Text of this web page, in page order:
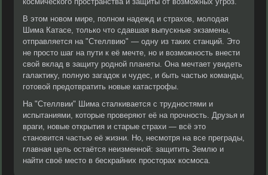
В этом новом мире, полном надежд и страхов, молодая
Шима Катасе, только что сдавшая выпускные экзамены,
отправляется на "Стеллвию" — одну из таких станций. Это
не просто шаг на пути к её мечте, но и возможность внести
свой вклад в защиту родной планеты. Она мечтает увидеть
галактику, полную загадок и чудес, и быть частью команды,
готовой предотвратить новые катастрофы.
На "Стеллвии" Шима сталкивается с трудностями и
испытаниями, которые проверяют её на прочность. Друзья и
враги, новые открытия и старые страхи — всё это
становится частью её жизни. Но, несмотря на все преграды,
главная цель остаётся неизменной: защитить Землю и
найти своё место в бескрайних просторах космоса.